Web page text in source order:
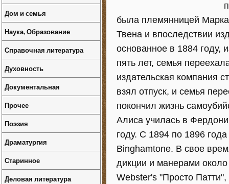
была племянницей
Твена и впоследствии
основанное в 1884 году,
пять лет, семья
издательская компания
взял отпуск, и семья
покончил жизнь
Алиса училась в
году. С 1894 по 1896
Binghamtonе. В свое
дикции и манерами
Webster's "Просто
Дом и семья
Наука, Образование
Справочная литература
Духовность
Документальная
Прочее
Поэзия
Драматургия
Старинное
Деловая литература